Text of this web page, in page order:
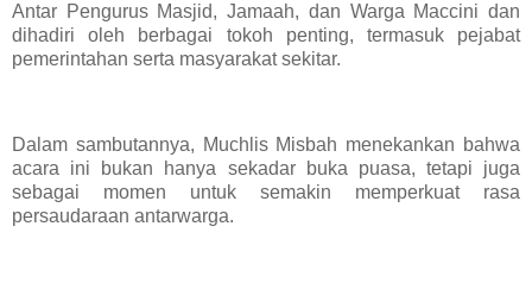
Antar Pengurus Masjid, Jamaah, dan Warga Maccini dan
dihadiri oleh berbagai tokoh penting, termasuk pejabat
pemerintahan serta masyarakat sekitar.
Dalam sambutannya, Muchlis Misbah menekankan bahwa
acara ini bukan hanya sekadar buka puasa, tetapi juga
sebagai momen untuk semakin memperkuat rasa
persaudaraan antarwarga.